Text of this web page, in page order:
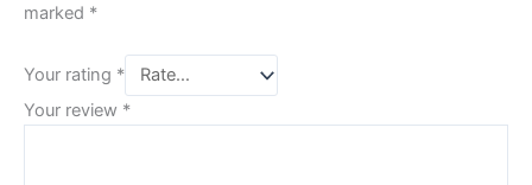
marked *
Your rating *
Your review *